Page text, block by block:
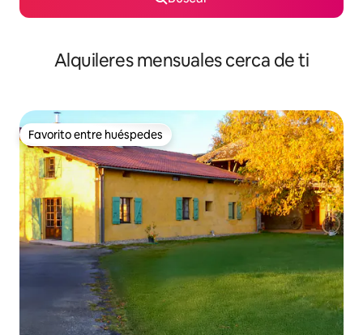
Alquileres mensuales cerca de ti
Favorito entre huéspedes
Favorito entre huéspedes